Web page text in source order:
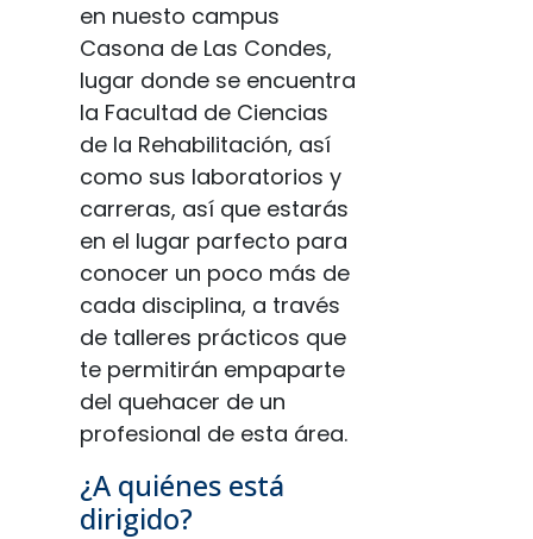
en nuesto campus
Casona de Las Condes,
lugar donde se encuentra
la Facultad de Ciencias
de la Rehabilitación, así
como sus laboratorios y
carreras, así que estarás
en el lugar parfecto para
conocer un poco más de
cada disciplina, a través
de talleres prácticos que
te permitirán empaparte
del quehacer de un
profesional de esta área.
¿A quiénes está
dirigido?